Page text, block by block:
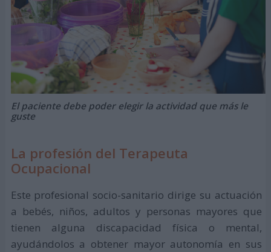
El paciente debe poder elegir la actividad que más le
guste
La profesión del Terapeuta
Ocupacional
Este profesional socio-sanitario dirige su actuación
a bebés, niños, adultos y personas mayores que
tienen alguna discapacidad física o mental,
ayudándolos a obtener mayor autonomía en sus